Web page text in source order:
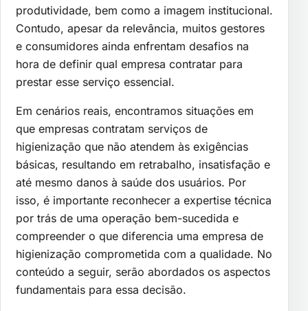
produtividade, bem como a imagem institucional.
Contudo, apesar da relevância, muitos gestores
e consumidores ainda enfrentam desafios na
hora de definir qual empresa contratar para
prestar esse serviço essencial.
Em cenários reais, encontramos situações em
que empresas contratam serviços de
higienização que não atendem às exigências
básicas, resultando em retrabalho, insatisfação e
até mesmo danos à saúde dos usuários. Por
isso, é importante reconhecer a expertise técnica
por trás de uma operação bem-sucedida e
compreender o que diferencia uma empresa de
higienização comprometida com a qualidade. No
conteúdo a seguir, serão abordados os aspectos
fundamentais para essa decisão.